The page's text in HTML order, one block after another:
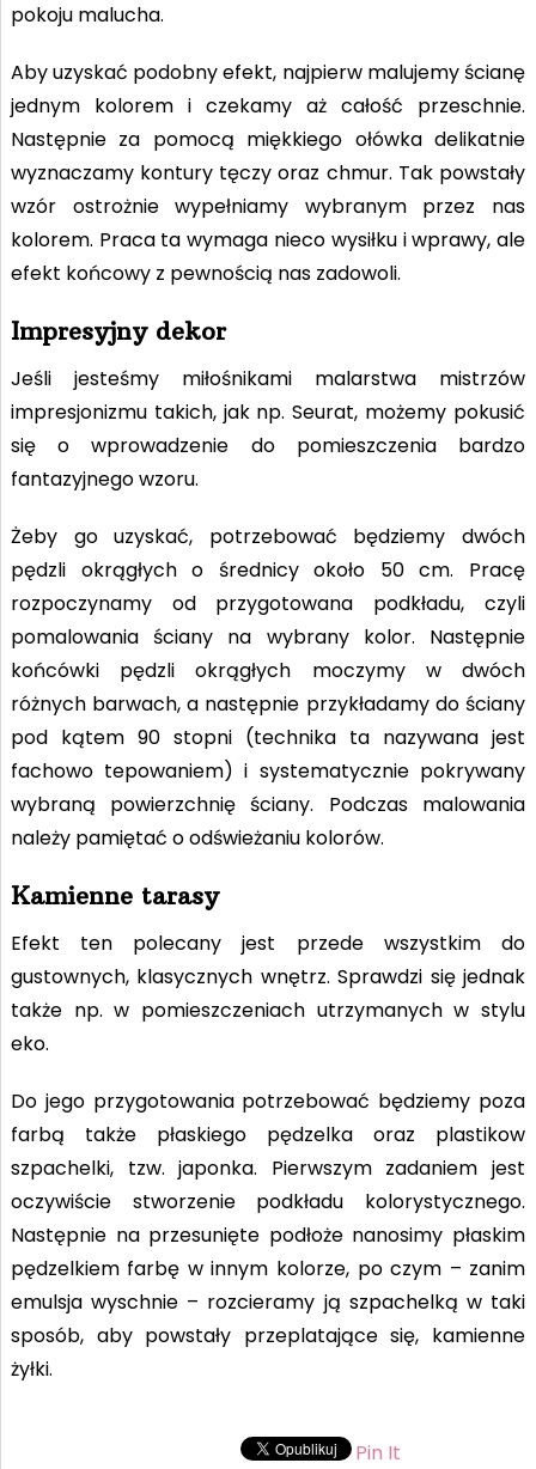
pokoju malucha.
Aby uzyskać podobny efekt, najpierw malujemy ścianę
jednym kolorem i czekamy aż całość przeschnie.
Następnie za pomocą miękkiego ołówka delikatnie
wyznaczamy kontury tęczy oraz chmur. Tak powstały
wzór ostrożnie wypełniamy wybranym przez nas
kolorem. Praca ta wymaga nieco wysiłku i wprawy, ale
efekt końcowy z pewnością nas zadowoli.
Impresyjny dekor
Jeśli jesteśmy miłośnikami malarstwa mistrzów
impresjonizmu takich, jak np. Seurat, możemy pokusić
się o wprowadzenie do pomieszczenia bardzo
fantazyjnego wzoru.
Żeby go uzyskać, potrzebować będziemy dwóch
pędzli okrągłych o średnicy około 50 cm. Pracę
rozpoczynamy od przygotowana podkładu, czyli
pomalowania ściany na wybrany kolor. Następnie
końcówki pędzli okrągłych moczymy w dwóch
różnych barwach, a następnie przykładamy do ściany
pod kątem 90 stopni (technika ta nazywana jest
fachowo tepowaniem) i systematycznie pokrywany
wybraną powierzchnię ściany. Podczas malowania
należy pamiętać o odświeżaniu kolorów.
Kamienne tarasy
Efekt ten polecany jest przede wszystkim do
gustownych, klasycznych wnętrz. Sprawdzi się jednak
także np. w pomieszczeniach utrzymanych w stylu
eko.
Do jego przygotowania potrzebować będziemy poza
farbą także płaskiego pędzelka oraz plastikow
szpachelki, tzw. japonka. Pierwszym zadaniem jest
oczywiście stworzenie podkładu kolorystycznego.
Następnie na przesunięte podłoże nanosimy płaskim
pędzelkiem farbę w innym kolorze, po czym – zanim
emulsja wyschnie – rozcieramy ją szpachelką w taki
sposób, aby powstały przeplatające się, kamienne
żyłki.
Pin It